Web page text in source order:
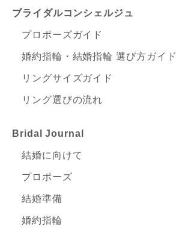
ブライダルコンシェルジュ
プロポーズガイド
婚約指輪・結婚指輪 選び方ガイド
リングサイズガイド
リング選びの流れ
Bridal Journal
結婚に向けて
プロポーズ
結婚準備
婚約指輪